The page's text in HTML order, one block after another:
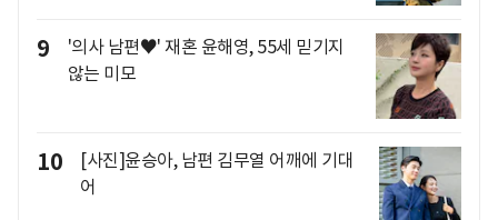
9
'의사 남편♥' 재혼 윤해영, 55세 믿기지
않는 미모
10
[사진]윤승아, 남편 김무열 어깨에 기대
어